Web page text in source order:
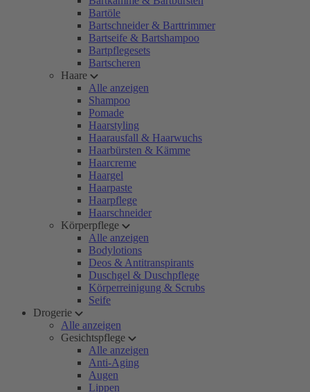
Bartöle
Bartschneider & Barttrimmer
Bartseife & Bartshampoo
Bartpflegesets
Bartscheren
Haare
Alle anzeigen
Shampoo
Pomade
Haarstyling
Haarausfall & Haarwuchs
Haarbürsten & Kämme
Haarcreme
Haargel
Haarpaste
Haarpflege
Haarschneider
Körperpflege
Alle anzeigen
Bodylotions
Deos & Antitranspirants
Duschgel & Duschpflege
Körperreinigung & Scrubs
Seife
Drogerie
Alle anzeigen
Gesichtspflege
Alle anzeigen
Anti-Aging
Augen
Lippen